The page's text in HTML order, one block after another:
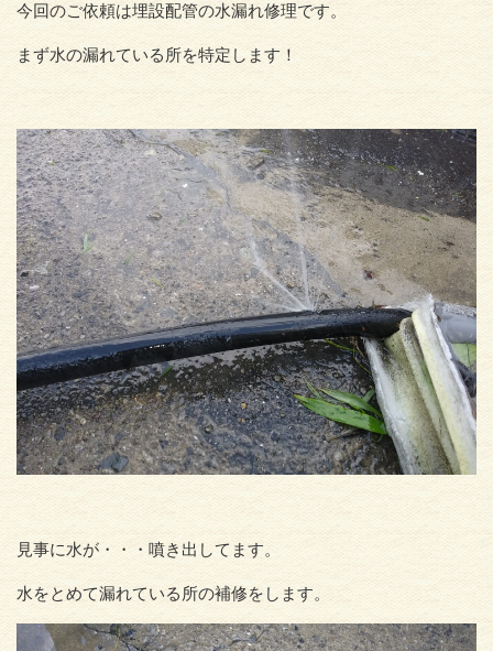
今回のご依頼は埋設配管の水漏れ修理です。
まず水の漏れている所を特定します！
見事に水が・・・噴き出してます。
水をとめて漏れている所の補修をします。